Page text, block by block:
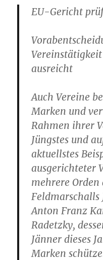
EU-Gericht
ausreicht
Auch Vereine
Marken und
Rahmen ihrer
Jüngstes und
aktuellstes
ausgerichteter
mehrere Orden
Feldmarschalls
Anton Franz
Radetzky,
Jänner dieses
Marken